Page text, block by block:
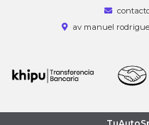
av manuel